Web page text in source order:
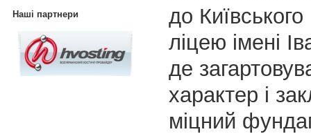
Наші партнери
до Київського
ліцею імені
де
характер і
міцний